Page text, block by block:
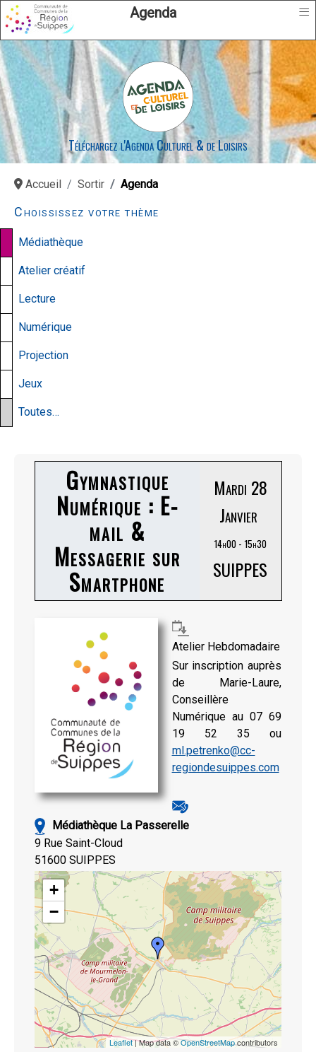
Agenda ≡
Téléchargez l'Agenda Culturel & de Loisirs
Accueil Sortir Agenda
Choississez votre thème
Médiathèque
Atelier créatif
Lecture
Numérique
Projection
Jeux
Toutes…
Gymnastique
Numérique : E-
mail &
Messagerie sur
Smartphone
Mardi 28
Janvier
14h00 - 15h30
SUIPPES
Atelier Hebdomadaire
Sur inscription auprès
de Marie-Laure,
Conseillère
Numérique au 07 69
19 52 35 ou
ml.petrenko@cc-
regiondesuippes.com
Médiathèque La Passerelle
9 Rue Saint-Cloud
51600 SUIPPES
+
−
Leaflet| Map data ©OpenStreetMapcontributors